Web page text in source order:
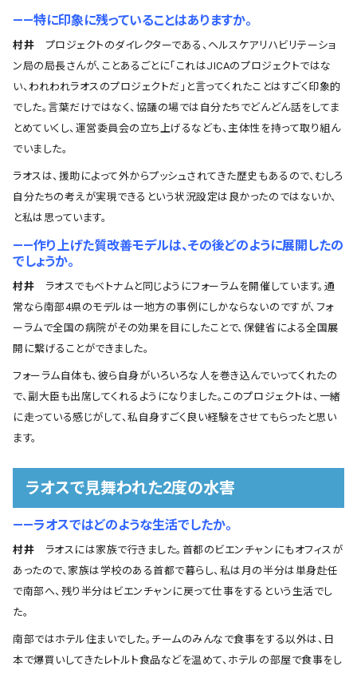
――特に印象に残っていることはありますか。
村井 プロジェクトのダイレクターである、ヘルスケアリハビリテーショ
ン局の局長さんが、ことあるごとに「これはJICAのプロジェクトではな
い、われわれラオスのプロジェクトだ」と言ってくれたことはすごく印象的
でした。言葉だけではなく、協議の場では自分たちでどんどん話をしてま
とめていくし、運営委員会の立ち上げるなども、主体性を持って取り組ん
でいました。
ラオスは、援助によって外からプッシュされてきた歴史もあるので、むしろ
自分たちの考えが実現できるという状況設定は良かったのではないか、
と私は思っています。
――作り上げた質改善モデルは、その後どのように展開したの
でしょうか。
村井 ラオスでもベトナムと同じようにフォーラムを開催しています。通
常なら南部4県のモデルは一地方の事例にしかならないのですが、フォ
ーラムで全国の病院がその効果を目にしたことで、保健省による全国展
開に繋げることができました。
フォーラム自体も、彼ら自身がいろいろな人を巻き込んでいってくれたの
で、副大臣も出席してくれるようになりました。このプロジェクトは、一緒
に走っている感じがして、私自身すごく良い経験をさせてもらったと思い
ます。
ラオスで見舞われた2度の水害
――ラオスではどのような生活でしたか。
村井 ラオスには家族で行きました。首都のビエンチャンにもオフィスが
あったので、家族は学校のある首都で暮らし、私は月の半分は単身赴任
で南部へ、残り半分はビエンチャンに戻って仕事をするという生活でし
た。
南部ではホテル住まいでした。チームのみんなで食事をする以外は、日
本で爆買いしてきたレトルト食品などを温めて、ホテルの部屋で食事をし